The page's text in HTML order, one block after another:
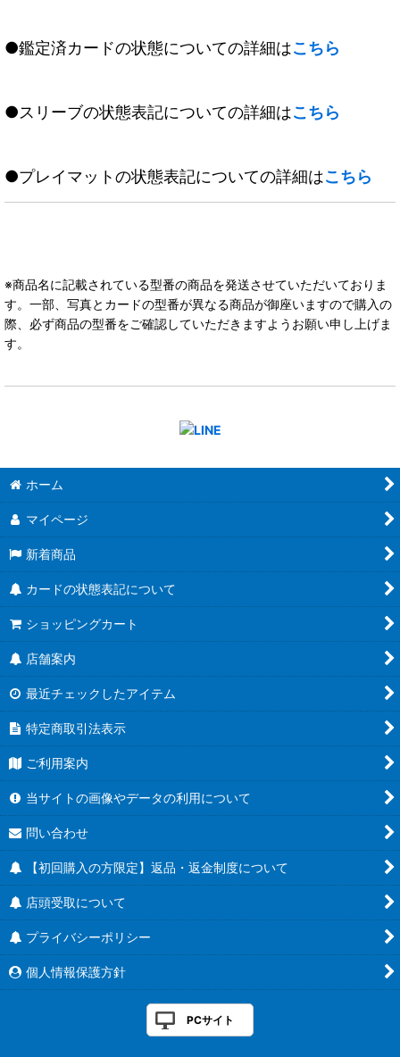
●鑑定済カードの状態についての詳細はこちら
●スリーブの状態表記についての詳細はこちら
●プレイマットの状態表記についての詳細はこちら
※商品名に記載されている型番の商品を発送させていただいておりま
す。一部、写真とカードの型番が異なる商品が御座いますので購入の
際、必ず商品の型番をご確認していただきますようお願い申し上げま
す。
ホーム
マイページ
新着商品
カードの状態表記について
ショッピングカート
店舗案内
最近チェックしたアイテム
特定商取引法表示
ご利用案内
当サイトの画像やデータの利用について
問い合わせ
【初回購入の方限定】返品・返金制度について
店頭受取について
プライバシーポリシー
個人情報保護方針
PCサイト